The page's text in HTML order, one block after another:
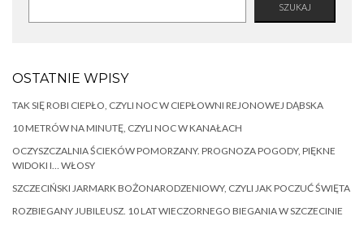
SZUKAJ
OSTATNIE WPISY
TAK SIĘ ROBI CIEPŁO, CZYLI NOC W CIEPŁOWNI REJONOWEJ DĄBSKA
10 METRÓW NA MINUTĘ, CZYLI NOC W KANAŁACH
OCZYSZCZALNIA ŚCIEKÓW POMORZANY. PROGNOZA POGODY, PIĘKNE
WIDOKI I… WŁOSY
SZCZECIŃSKI JARMARK BOŻONARODZENIOWY, CZYLI JAK POCZUĆ ŚWIĘTA
ROZBIEGANY JUBILEUSZ. 10 LAT WIECZORNEGO BIEGANIA W SZCZECINIE